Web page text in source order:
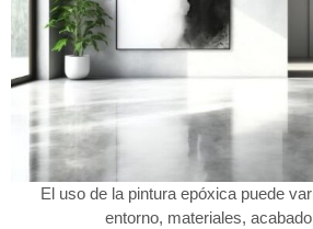
El uso de la pintura epóxica puede
entorno, materiales,